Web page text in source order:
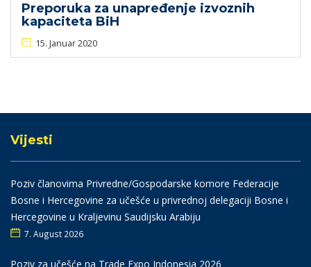
Preporuka za unapređenje izvoznih
kapaciteta BiH
15. Januar 2020
Vijesti
Poziv članovima Privredne/Gospodarske komore Federacije
Bosne i Hercegovine za učešće u privrednoj delegaciji Bosne i
Hercegovine u Kraljevinu Saudijsku Arabiju
7. August 2026
Poziv za učešće na Trade Expo Indonesia 2026